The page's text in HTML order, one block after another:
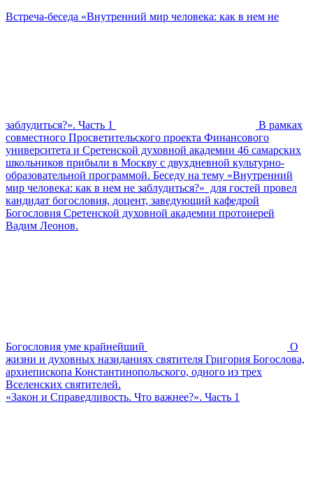
Встреча-беседа «Внутренний мир человека: как в нем не
заблудиться?». Часть 1
В рамках
совместного Просветительского проекта Финансового
университета и Сретенской духовной академии 46 самарских
школьников прибыли в Москву с двухдневной культурно-
образовательной программой. Беседу на тему «Внутренний
мир человека: как в нем не заблудиться?» для гостей провел
кандидат богословия, доцент, заведующий кафедрой
Богословия Сретенской духовной академии протоиерей
Вадим Леонов.
Богословия уме крайнейший
О
жизни и духовных назиданиях святителя Григория Богослова,
архиепископа Константинопольского, одного из трех
Вселенских святителей.
«Закон и Справедливость. Что важнее?». Часть 1